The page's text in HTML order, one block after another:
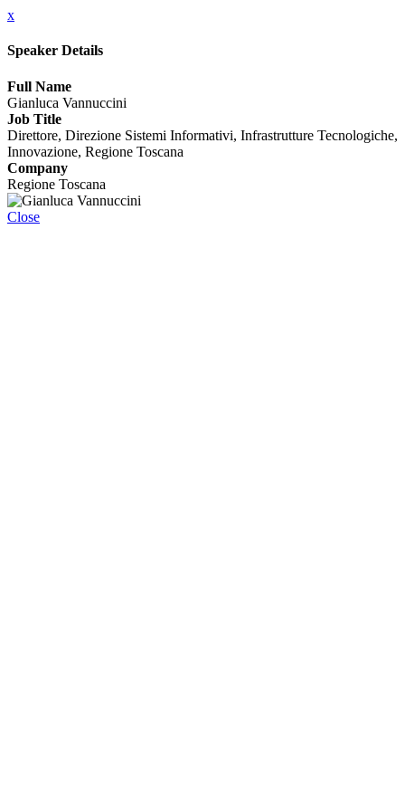
x
Speaker Details
Full Name
Gianluca Vannuccini
Job Title
Direttore, Direzione Sistemi Informativi, Infrastrutture Tecnologiche,
Innovazione, Regione Toscana
Company
Regione Toscana
Close